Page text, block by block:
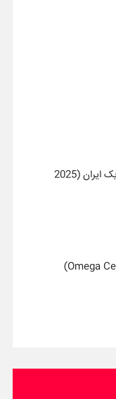
قهرمانی تیم نجوم و اختر فیزیک ایران (2025